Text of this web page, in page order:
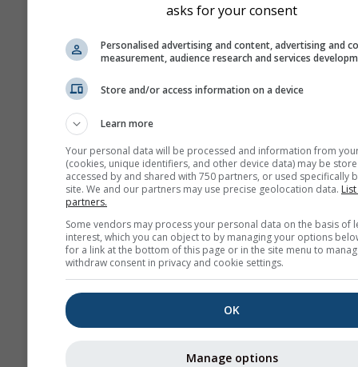
asks for your consent
Personalised advertising and content, advertising and
measurement, audience research and services
Store and/or access information on a device
Learn more
Your personal data will be processed and information from
(cookies, unique identifiers, and other device data) may be
accessed by and shared with 750 partners, or used specifically
site. We and our partners may use precise geolocation data.
partners.
Some vendors may process your personal data on the basis of
interest, which you can object to by managing your options
for a link at the bottom of this page or in the site menu to
withdraw consent in privacy and cookie settings.
OK
Manage options